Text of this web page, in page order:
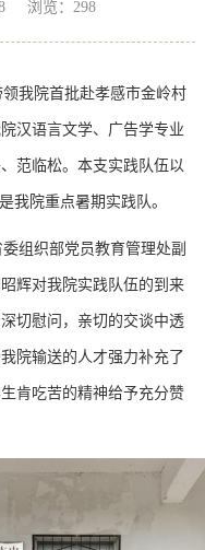
浏览：298
我院首批赴孝感市金岭村
汉语言文学、广告学专业
范临松。本支实践队伍以
我院重点暑期实践队。
组织部党员教育管理处副
辉对我院实践队伍的到来
切慰问，亲切的交谈中透
院输送的人才强力补充了
肯吃苦的精神给予充分赞